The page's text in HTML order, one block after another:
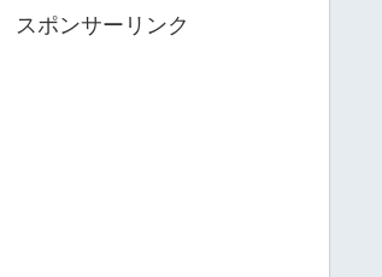
スポンサーリンク